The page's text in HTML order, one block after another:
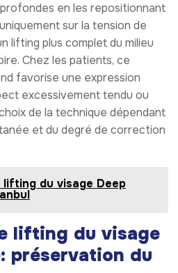
en les repositionnant
sur la tension de
lifting plus complet du milieu
Chez les patients, ce
favorise une expression
excessivement tendu ou
de la technique dépendant
et du degré de correction
lifting du visage Deep
lifting du visage
préservation du